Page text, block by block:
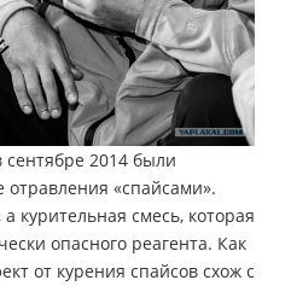
сентябре 2014 были
«спайсами».
курительная смесь, которая
опасного реагента. Как
от курения спайсов схож с